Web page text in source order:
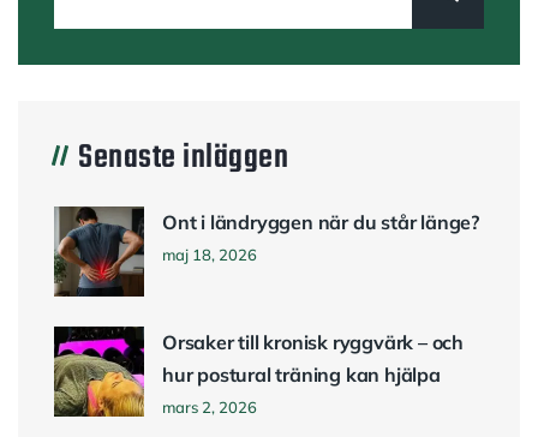
Senaste inläggen
Ont i ländryggen när du står länge?
maj 18, 2026
Orsaker till kronisk ryggvärk – och
hur postural träning kan hjälpa
mars 2, 2026